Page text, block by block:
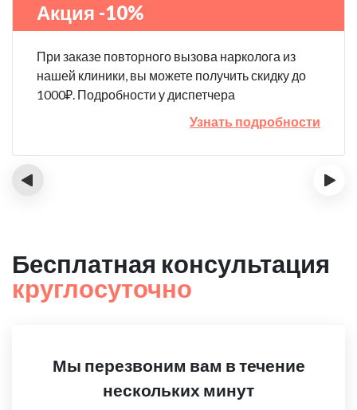
Акция -10%
При заказе повторного вызова нарколога из
нашей клиники, вы можете получить скидку до
1000₽. Подробности у диспетчера
Узнать подробности
‹ ›
Бесплатная консультация
круглосуточно
Мы перезвоним вам в течение
нескольких минут